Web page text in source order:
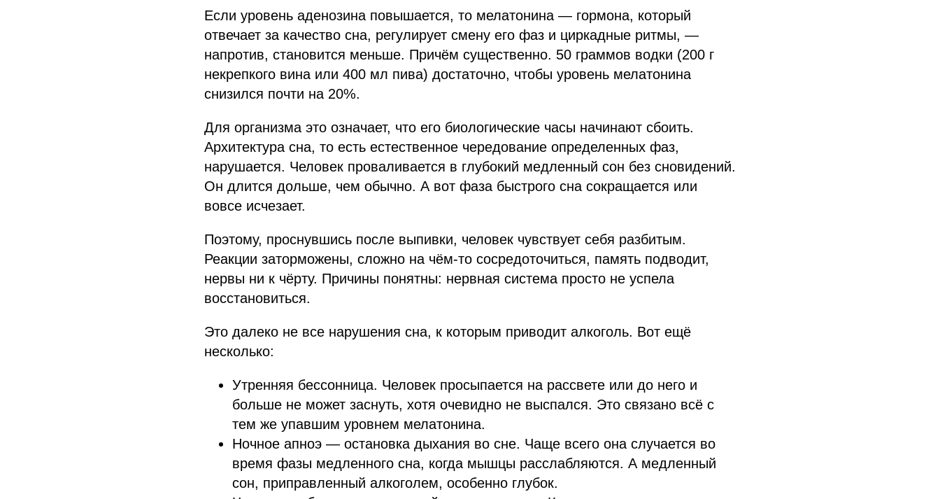
Если уровень аденозина повышается, то мелатонина — гормона, который
отвечает за качество сна, регулирует смену его фаз и циркадные ритмы, —
напротив, становится меньше. Причём существенно. 50 граммов водки (200 г
некрепкого вина или 400 мл пива) достаточно, чтобы уровень мелатонина
снизился почти на 20%.
Для организма это означает, что его биологические часы начинают сбоить.
Архитектура сна, то есть естественное чередование определенных фаз,
нарушается. Человек проваливается в глубокий медленный сон без сновидений.
Он длится дольше, чем обычно. А вот фаза быстрого сна сокращается или
вовсе исчезает.
Поэтому, проснувшись после выпивки, человек чувствует себя разбитым.
Реакции заторможены, сложно на чём-то сосредоточиться, память подводит,
нервы ни к чёрту. Причины понятны: нервная система просто не успела
восстановиться.
Это далеко не все нарушения сна, к которым приводит алкоголь. Вот ещё
несколько:
Утренняя бессонница. Человек просыпается на рассвете или до него и
больше не может заснуть, хотя очевидно не выспался. Это связано всё с
тем же упавшим уровнем мелатонина.
Ночное апноэ — остановка дыхания во сне. Чаще всего она случается во
время фазы медленного сна, когда мышцы расслабляются. А медленный
сон, приправленный алкоголем, особенно глубок.